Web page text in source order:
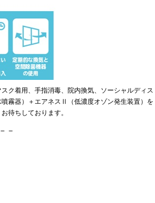
ク着用、手指消毒、院内換気、ソーシャルディス
霧器）＋エアネスⅡ（低濃度オゾン発生装置）を
待ちしております。
－